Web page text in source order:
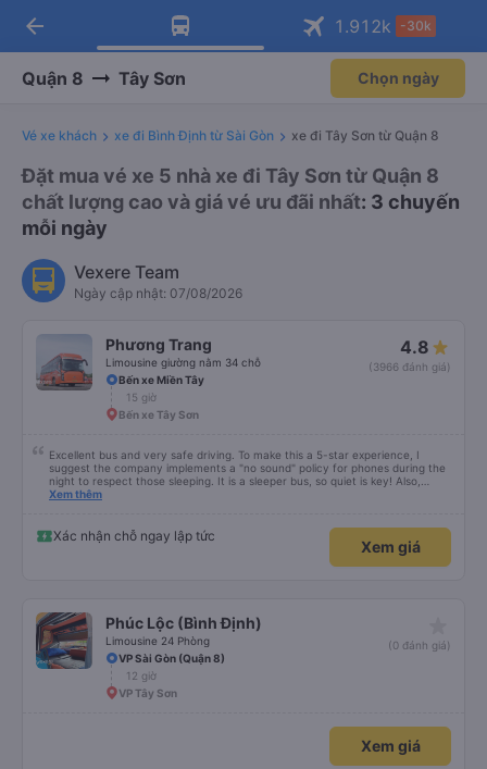
Tải app Vexere ngay!
Nhận ưu đãi thành viên độc
Mở app
Tải app Vexere
-30k/ghế khi đặt vé máy bay qua
Mở app
arrow_back 1.912k -30k
Quận 8 Tây Sơn Chọn ngày
Vé xe khách xe đi Bình Định từ Sài Gòn xe đi Tây Sơn từ Quận 8
Đặt mua vé xe 5 nhà xe đi Tây Sơn từ Quận 8
chất lượng cao và giá vé ưu đãi nhất: 3 chuyến
mỗi ngày
Vexere Team
Ngày cập nhật: 07/08/2026
Phương Trang
Limousine giường nằm 34 chỗ
4.8
(3966 đánh giá)
Bến xe Miền Tây
15 giờ
Bến xe Tây Sơn
Excellent bus and very safe driving. To make this a 5-star experience, I
suggest the company implements a "no sound" policy for phones during the
night to respect those sleeping. It is a sleeper bus, so quiet is key! Also,
please display the Wi-Fi password clearly inside the cabin for convenience. I
quy định rõ ràng về việc giữ im lặng (tắt âm thanh điện thoại) vào ban đêm
để tránh làm phiền hành khách khác ngủ. Ngoài ra, nhà xe nên dán sẵn mật
khẩu Wi-Fi trong xe để hành khách dễ dàng sử dụng. Tôi vẫn sẽ tiếp tục ủng
Xem thêm
Xác nhận chỗ ngay lập tức
Xem giá
Phúc Lộc (Bình Định)
Limousine 24 Phòng
(0 đánh giá)
VP Sài Gòn (Quận 8)
12 giờ
VP Tây Sơn
Xem giá